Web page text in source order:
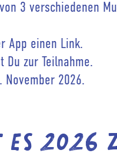
3 verschiedenen
App einen Link.
Du zur Teilnahme.
November 2026.
es